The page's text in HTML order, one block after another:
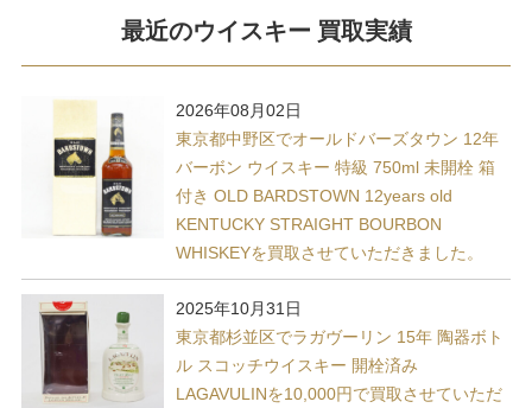
最近のウイスキー 買取実績
2026年08月02日
東京都中野区でオールドバーズタウン 12年
バーボン ウイスキー 特級 750ml 未開栓 箱
付き OLD BARDSTOWN 12years old
KENTUCKY STRAIGHT BOURBON
WHISKEYを買取させていただきました。
2025年10月31日
東京都杉並区でラガヴーリン 15年 陶器ボト
ル スコッチウイスキー 開栓済み
LAGAVULINを10,000円で買取させていただ